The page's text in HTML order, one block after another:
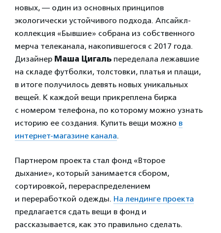
новых, — один из основных принципов
экологически устойчивого подхода. Апсайкл-
коллекция «Бывшие» собрана из собственного
мерча телеканала, накопившегося с 2017 года.
Дизайнер Маша Цигаль переделала лежавшие
на складе футболки, толстовки, платья и плащи,
в итоге получилось девять новых уникальных
вещей. К каждой вещи прикреплена бирка
с номером телефона, по которому можно узнать
историю ее создания. Купить вещи можно в
интернет-магазине канала.
Партнером проекта стал фонд «Второе
дыхание», который занимается сбором,
сортировкой, перераспределением
и переработкой одежды. На лендинге проекта
предлагается сдать вещи в фонд и
рассказывается, как это правильно сделать.